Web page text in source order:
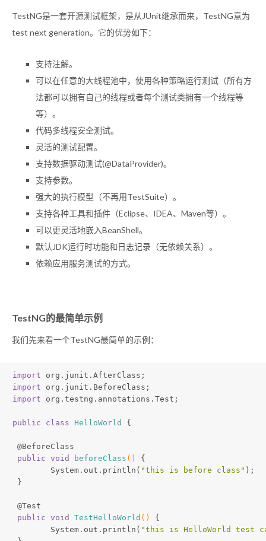
TestNG是一套开源测试框架，是从JUnit继承而来，TestNG意为
test next generation。它的优势如下：
支持注解。
可以在任意的大线程池中，使用各种策略运行测试（所有方
法都可以拥有自己的线程或者每个测试类拥有一个线程等
等）。
代码多线程安全测试。
灵活的测试配置。
支持数据驱动测试(@DataProvider)。
支持参数。
强大的执行模型（不再用TestSuite）。
支持各种工具和插件（Eclipse、IDEA、Maven等）。
可以更灵活地嵌入BeanShell。
默认JDK运行时功能和日志记录（无依赖关系）。
依赖应用服务测试的方式。
TestNG的最简单示例
我们先来看一个TestNG最简单的示例：
import org.junit.AfterClass;
import org.junit.BeforeClass;
import org.testng.annotations.Test;
public class HelloWorld {
@BeforeClass
public void beforeClass ()
{
System.out.println( "this is before class" );
}
@Test
public void TestHelloWorld ()
{
System.out.println( "this is HelloWorld test